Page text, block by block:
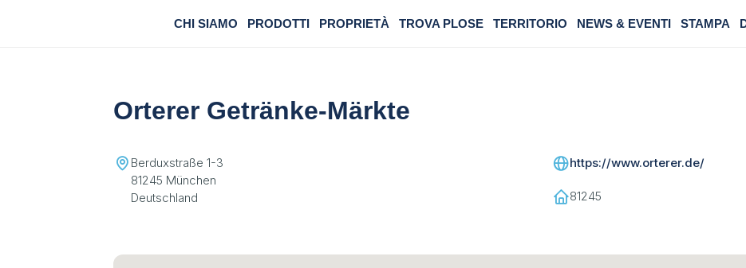
CHI SIAMO PRODOTTI PROPRIETÀ TROVA PLOSE TERRITORIO NEWS & EVENTI STAMPA
Orterer Getränke-Märkte
Berduxstraße 1-3
81245 München
Deutschland
https://www.orterer.de/
81245